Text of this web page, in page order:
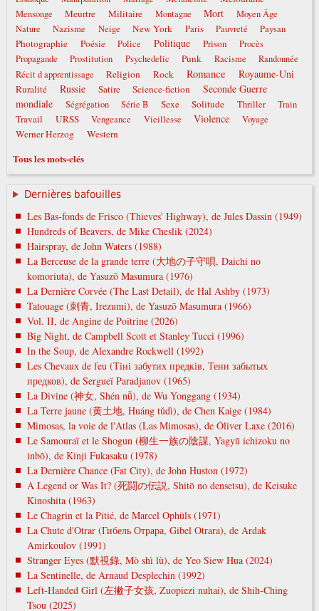
Mensonge Meurtre Militaire Montagne Mort
Moyen Âge
Nature
Nazisme Neige New York Paris Pauvreté Paysan
Photographie Poésie Police Politique Prison
Procès
Propagande
Prostitution Psychedelic Punk Racisme
Randonnée
Récit d apprentissage
Religion Rock Romance Royaume-Uni
Ruralité Russie Satire Science-fiction
Seconde Guerre
mondiale
Ségrégation Série B Sexe Solitude Thriller Train
Travail URSS Vengeance Vieillesse Violence Voyage
Werner Herzog Western
Tous les mots-clés
Dernières bafouilles
Les Bas-fonds de Frisco (Thieves' Highway), de Jules Dassin (1949)
Hundreds of Beavers, de Mike Cheslik (2024)
Hairspray, de John Waters (1988)
La Berceuse de la grande terre (大地の子守唄, Daichi no
komoriuta), de Yasuzō Masumura (1976)
La Dernière Corvée (The Last Detail), de Hal Ashby (1973)
Tatouage (刺青, Irezumi), de Yasuzō Masumura (1966)
Vol. II, de Angine de Poitrine (2026)
Big Night, de Campbell Scott et Stanley Tucci (1996)
In the Soup, de Alexandre Rockwell (1992)
Les Chevaux de feu (Тіні забутих предків, Тени забытых
предков), de Sergueï Paradjanov (1965)
La Divine (神女, Shén nǚ), de Wu Yonggang (1934)
La Terre jaune (黄土地, Huáng tǔdì), de Chen Kaige (1984)
Mimosas, la voie de l'Atlas (Las Mimosas), de Óliver Laxe (2016)
Le Samouraï et le Shogun (柳生一族の陰謀, Yagyū ichizoku no
inbō), de Kinji Fukasaku (1978)
La Dernière Chance (Fat City), de John Huston (1972)
A Legend or Was It? (死闘の伝説, Shitō no densetsu), de Keisuke
Kinoshita (1963)
Le Chagrin et la Pitié, de Marcel Ophüls (1971)
La Chute d'Otrar (Гибель Отрара, Gibel Otrara), de Ardak
Amirkoulov (1991)
Stranger Eyes (默視錄, Mò shì lù), de Yeo Siew Hua (2024)
La Sentinelle, de Arnaud Desplechin (1992)
Left-Handed Girl (左撇子女孩, Zuopiezi nuhai), de Shih-Ching
Tsou (2025)